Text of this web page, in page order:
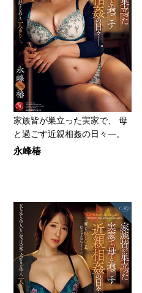
家族皆が巣立った実家で、 母
と過ごす近親相姦の日々―。
永峰椿